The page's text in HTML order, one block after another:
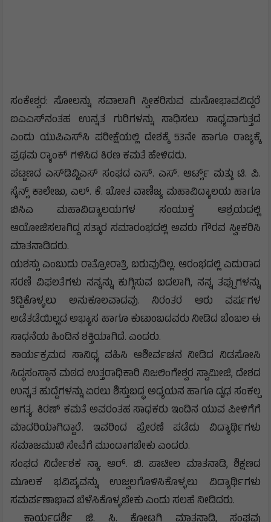
ಸಂಕೇಶ್ವರ: ಸೋಲನ್ನು ಸವಾಲಾಗಿ ಸ್ವೀಕರಿಸುವ ಮನೋಭಾವವಿದ್ದರೆ
ಐಎಎಸ್‌ನಂತಹ ಉನ್ನತ ಗುರಿಗಳನ್ನು ಸಾಧಿಸಲು ಸಾಧ್ಯವಾಗುತ್ತದೆ
ಎಂದು ಯುಪಿಎಸ್‌ಸಿ ಪರೀಕ್ಷೆಯಲ್ಲಿ ದೇಶಕ್ಕೆ 53ನೇ ಹಾಗೂ ರಾಜ್ಯಕ್ಕೆ
ಪ್ರಥಮ ರ‍್ಯಾಂಕ್ ಗಳಿಸಿದ ಕಿರಣ ಕಮತೆ ಹೇಳಿದರು.
ಪಟ್ಟಣದ ಎಸ್‌ಡಿವ್ಹಿಎಸ್ ಸಂಘದ ಎಸ್. ಎಸ್. ಆರ್ಟ್ಸ್ ಮತ್ತು ಟಿ. ಪಿ.
ಸೈನ್ಸ್ ಕಾಲೇಜು, ಎಲ್. ಕೆ. ಖೋತ ವಾಣಿಜ್ಯ ಮಹಾವಿದ್ಯಾಲಯ ಹಾಗೂ
ಬಿಸಿಎ ಮಹಾವಿದ್ಯಾಲಯಗಳ ಸಂಯುಕ್ತ ಆಶ್ರಯದಲ್ಲಿ
ಆಯೋಜಿಸಲಾಗಿದ್ದ ಸತ್ಕಾರ ಸಮಾರಂಭದಲ್ಲಿ ಅವರು ಗೌರವ ಸ್ವೀಕರಿಸಿ
ಮಾತನಾಡಿದರು.
ಯಶಸ್ಸು ಎಂಬುದು ರಾತ್ರೋರಾತ್ರಿ ಬರುವುದಿಲ್ಲ. ಆರಂಭದಲ್ಲಿ ಎದುರಾದ
ಸರಣಿ ವಿಫಲತೆಗಳು ನನ್ನನ್ನು ಕುಗ್ಗಿಸುವ ಬದಲಾಗಿ, ನನ್ನ ತಪ್ಪುಗಳನ್ನು
ತಿದ್ದಿಕೊಳ್ಳಲು ಅನುಕೂಲವಾದವು. ನಿರಂತರ ಆರು ವರ್ಷಗಳ
ಅಡೆತಡೆಯಿಲ್ಲದ ಅಭ್ಯಾಸ ಹಾಗೂ ಕುಟುಂಬದವರು ನೀಡಿದ ಬೆಂಬಲ ಈ
ಸಾಧನೆಯ ಹಿಂದಿನ ಶಕ್ತಿಯಾಗಿದೆ. ಎಂದರು.
ಕಾರ್ಯಕ್ರಮದ ಸಾನಿಧ್ಯ ವಹಿಸಿ ಆಶೀರ್ವಚನ ನೀಡಿದ ನಿಡಸೋಸಿ
ಸಿದ್ಧಸಂಸ್ಥಾನ ಮಠದ ಉತ್ತರಾಧಿಕಾರಿ ನಿಜಲಿಂಗೇಶ್ವರ ಸ್ವಾಮೀಜಿ, ದೇಶದ
ಉನ್ನತ ಹುದ್ದೆಗಳನ್ನು ಏರಲು ಶಿಸ್ತುಬದ್ಧ ಅಧ್ಯಯನ ಹಾಗೂ ದೃಢ ಸಂಕಲ್ಪ
ಅಗತ್ಯ. ಕಿರಣ್ ಕಮತೆ ಅವರಂತಹ ಸಾಧಕರು ಇಂದಿನ ಯುವ ಪೀಳಿಗೆಗೆ
ಮಾದರಿಯಾಗಿದ್ದಾರೆ. ಇವರಿಂದ ಪ್ರೇರಣೆ ಪಡೆದು ವಿದ್ಯಾರ್ಥಿಗಳು
ಸಮಾಜಮುಖಿ ಸೇವೆಗೆ ಮುಂದಾಗಬೇಕು ಎಂದರು.
ಸಂಘದ ನಿರ್ದೇಶಕ ನ್ಯಾ. ಆರ್. ಬಿ. ಪಾಟೀಲ ಮಾತನಾಡಿ, ಶಿಕ್ಷಣದ
ಮೂಲಕ ಭವಿಷ್ಯವನ್ನು ಉಜ್ವಲಗೊಳಿಸಿಕೊಳ್ಳಲು ವಿದ್ಯಾರ್ಥಿಗಳು
ಸಮರ್ಪಣಾಭಾವ ಬೆಳೆಸಿಕೊಳ್ಳಬೇಕು ಎಂದು ಸಲಹೆ ನೀಡಿದರು.